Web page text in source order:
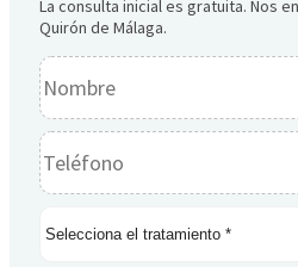
La consulta inicial es gratuita. Nos
Quirón de Málaga.